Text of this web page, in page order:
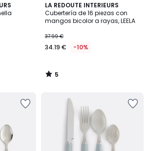
LA REDOUTE INTERIEURS
Cubertería de 16 piezas con
mangos bicolor a rayas, LEELA
37.99 €
34.19 € -10%
5
/
5
5
/